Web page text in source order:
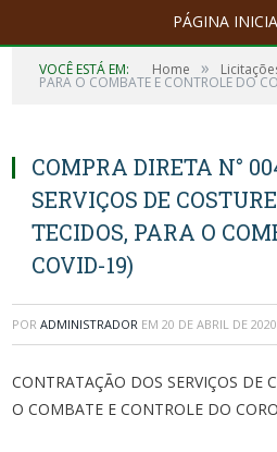
PÁGINA
VOCÊ ESTÁ EM: Home »
PARA O COMBATE E CONTROLE DO
COMPRA DIRETA N°
SERVIÇOS DE
TECIDOS, PARA O
COVID-19)
POR ADMINISTRADOR EM 20 DE ABRIL DE 2020
CONTRATAÇÃO DOS SERVIÇOS DE
O COMBATE E CONTROLE DO